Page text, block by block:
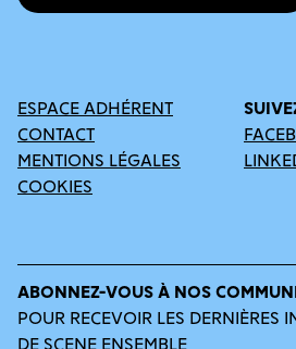
ESPACE ADHÉRENT
CONTACT
MENTIONS LÉGALES
COOKIES
ABONNEZ-VOUS À NOS
POUR RECEVOIR LES DERNIÈRES